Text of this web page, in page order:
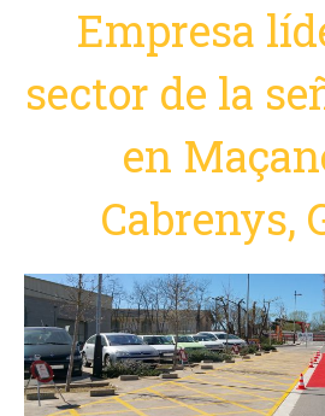
Empresa
sector de la
en
Cabrenys,